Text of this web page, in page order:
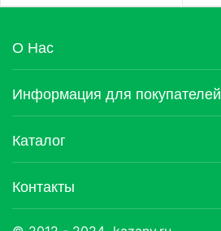
О Нас
Информация для покупателей
Каталог
Контакты